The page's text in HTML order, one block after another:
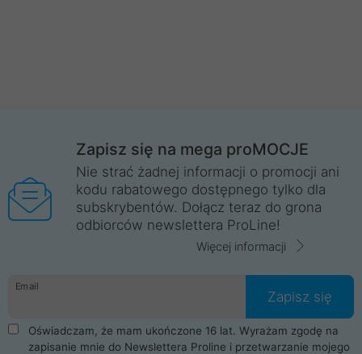
Zapisz się na mega proMOCJE
Nie strać żadnej informacji o promocji ani
kodu rabatowego dostępnego tylko dla
subskrybentów. Dołącz teraz do grona
odbiorców newslettera ProLine!
Więcej informacji
Email
Zapisz się
Oświadczam, że mam ukończone 16 lat. Wyrażam zgodę na
zapisanie mnie do Newslettera Proline i przetwarzanie mojego